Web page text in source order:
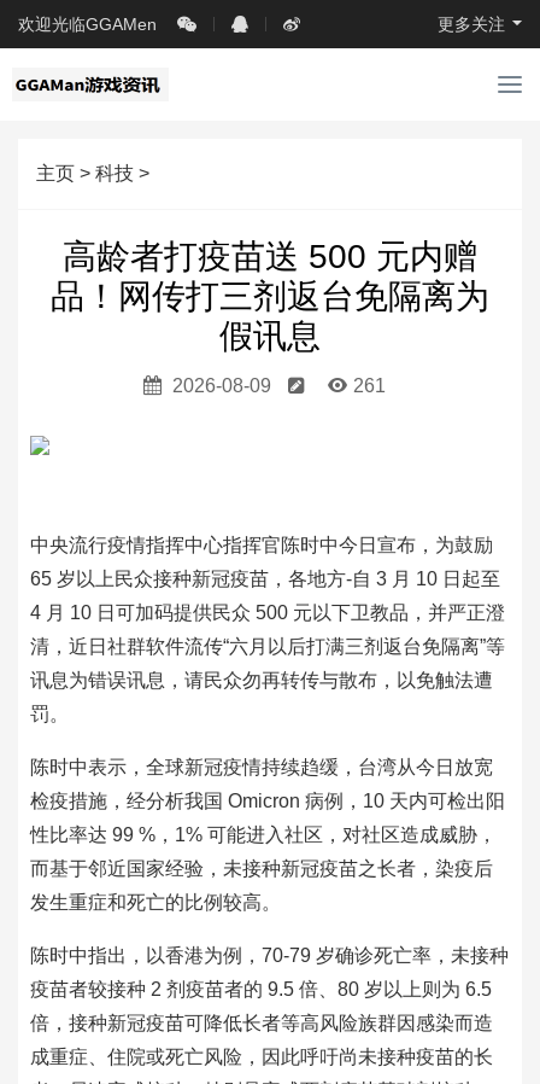
欢迎光临GGAMen 更多关注
导
主页 > 科技 >
高龄者打疫苗送 500 元内赠
品！网传打三剂返台免隔离为
假讯息
2026-08-09 261
中央流行疫情指挥中心指挥官陈时中今日宣布，为鼓励
65 岁以上民众接种新冠疫苗，各地方-自 3 月 10 日起至
4 月 10 日可加码提供民众 500 元以下卫教品，并严正澄
清，近日社群软件流传“六月以后打满三剂返台免隔离”等
讯息为错误讯息，请民众勿再转传与散布，以免触法遭
罚。
陈时中表示，全球新冠疫情持续趋缓，台湾从今日放宽
检疫措施，经分析我国 Omicron 病例，10 天内可检出阳
性比率达 99 %，1% 可能进入社区，对社区造成威胁，
而基于邻近国家经验，未接种新冠疫苗之长者，染疫后
发生重症和死亡的比例较高。
陈时中指出，以香港为例，70-79 岁确诊死亡率，未接种
疫苗者较接种 2 剂疫苗者的 9.5 倍、80 岁以上则为 6.5
倍，接种新冠疫苗可降低长者等高风险族群因感染而造
成重症、住院或死亡风险，因此呼吁尚未接种疫苗的长